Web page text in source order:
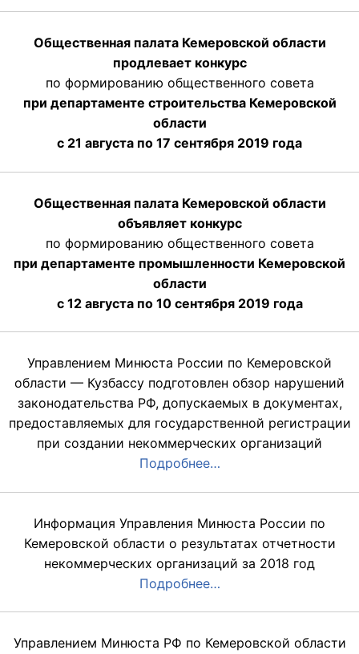
Общественная палата Кемеровской области
продлевает конкурс
по формированию общественного совета
при департаменте строительства Кемеровской
области
с 21 августа по 17 сентября 2019 года
Общественная палата Кемеровской области
объявляет конкурс
по формированию общественного совета
при департаменте промышленности Кемеровской
области
с 12 августа по 10 сентября 2019 года
Управлением Минюста России по Кемеровской
области — Кузбассу подготовлен обзор нарушений
законодательства РФ, допускаемых в документах,
предоставляемых для государственной регистрации
при создании некоммерческих организаций
Подробнее…
Информация Управления Минюста России по
Кемеровской области о результатах отчетности
некоммерческих организаций за 2018 год
Подробнее…
Управлением Минюста РФ по Кемеровской области